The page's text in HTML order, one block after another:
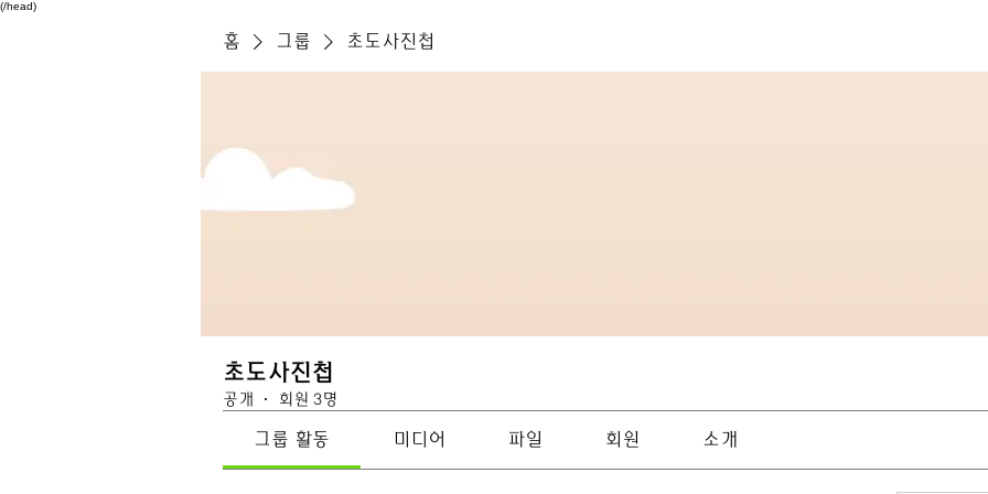
(/head)
홈 그룹 초도사진첩
초도사진첩
공개 · 회원 3명
그룹 활동 미디어 파일 회원 소개